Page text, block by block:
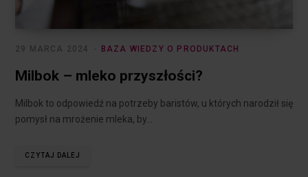
BAZA WIEDZY O PRODUKTACH
29 MARCA 2024
Milbok – mleko przyszłości?
Milbok to odpowiedź na potrzeby baristów, u których narodził się
pomysł na mrożenie mleka, by…
CZYTAJ DALEJ